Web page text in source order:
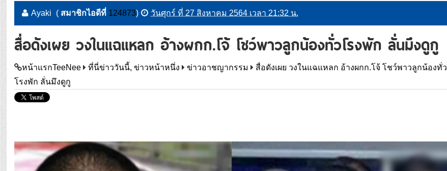
Ayaki ( สมาชิกไอดีที่ 124873) วันศุกร์ ที่ 27 สิงหาคม 2564 เวลา 21:32 น.
สื่อดังเผย วงในแฉแหลก อ้างผกก.โจ้ โชว์พาวลูกน้องทั่วโรงพัก ลั่นมึงดูกู
หน้าแรกTeeNee ที่นี่ข่าววันนี้, ข่าวหน้าหนึ่ง ข่าวอาชญากรรม
สื่อดังเผย วงในแฉแหลก อ้างผกก.โจ้ โชว์พาวลูกน้องทั่ว
โรงพัก ลั่นมึงดูกู